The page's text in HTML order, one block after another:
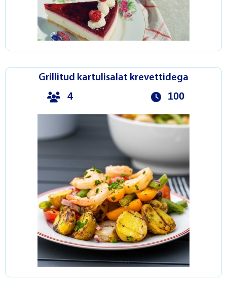
Grillitud kartulisalat krevettidega
4 100